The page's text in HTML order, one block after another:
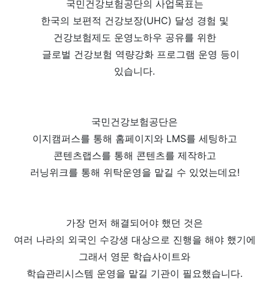
국민건강보험공단의 사업목표는
한국의 보편적 건강보장(UHC) 달성 경험 및
건강보험제도 운영노하우 공유를 위한
글로벌 건강보험 역량강화 프로그램 운영 등이
있습니다.
국민건강보험공단은
이지캠퍼스를 통해 홈페이지와 LMS를 세팅하고
콘텐츠랩스를 통해 콘텐츠를 제작하고
러닝위크를 통해 위탁운영을 맡길 수 있었는데요!
가장 먼저 해결되어야 했던 것은
여러 나라의 외국인 수강생 대상으로 진행을 해야 했기에
그래서 영문 학습사이트와
학습관리시스템 운영을 맡길 기관이 필요했습니다.